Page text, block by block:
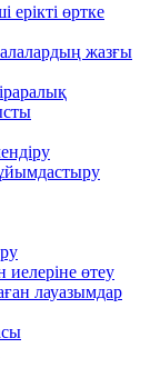
өртке
жазғы
өтеу
лауазымдар